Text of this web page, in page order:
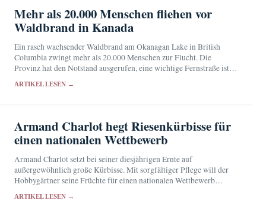
Mehr als 20.000 Menschen fliehen vor
Waldbrand in Kanada
Ein rasch wachsender Waldbrand am Okanagan Lake in British
Columbia zwingt mehr als 20.000 Menschen zur Flucht. Die
Provinz hat den Notstand ausgerufen, eine wichtige Fernstraße ist
ARTIKEL LESEN →
Armand Charlot hegt Riesenkürbisse für
einen nationalen Wettbewerb
Armand Charlot setzt bei seiner diesjährigen Ernte auf
außergewöhnlich große Kürbisse. Mit sorgfältiger Pflege will der
Hobbygärtner seine Früchte für einen nationalen Wettbewerb
ARTIKEL LESEN →